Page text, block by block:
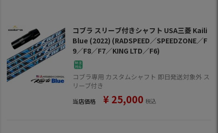
コブラ スリーブ付きシャフト USA三菱 Kaili
Blue (2022) (RADSPEED／SPEEDZONE／F
9／F8／F7／KING LTD／F6)
コブラ専用 カスタムシャフト 即日発送対象外 ス
リーブ付き
当店価格 ¥ 25,000 税込